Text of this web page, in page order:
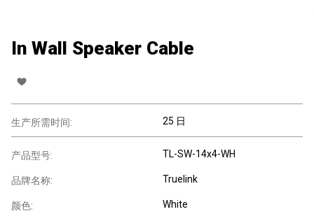
In Wall Speaker Cable
生产所需时间: 25 日
产品型号: TL-SW-14x4-WH
品牌名称: Truelink
颜色: White